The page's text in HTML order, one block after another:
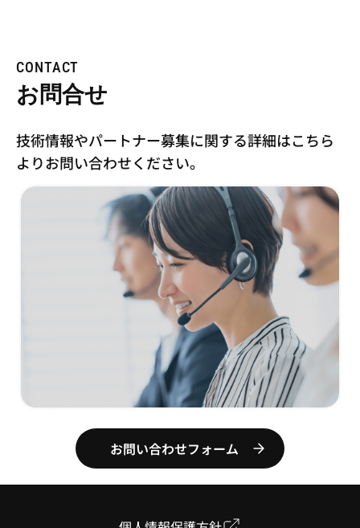
CONTACT
お問合せ
技術情報やパートナー募集に関する詳細はこちら
よりお問い合わせください。
お問い合わせフォーム